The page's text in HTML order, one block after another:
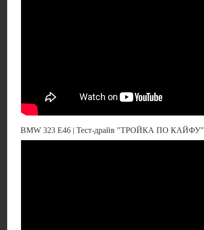
BMW 323 E46 | Тест-драйв "ТРОЙКА ПО КАЙФУ"